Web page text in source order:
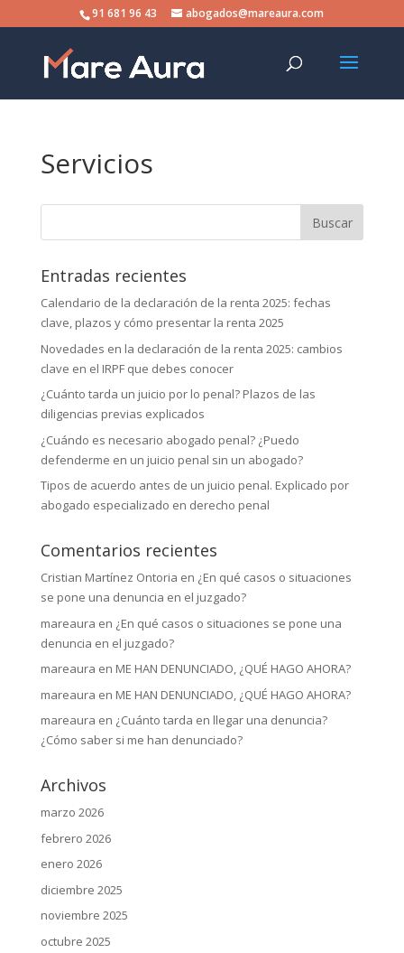
91 681 96 43 abogados@mareaura.com
Servicios
Buscar:
Entradas recientes
Calendario de la declaración de la renta 2025: fechas
clave, plazos y cómo presentar la renta 2025
Novedades en la declaración de la renta 2025: cambios
clave en el IRPF que debes conocer
¿Cuánto tarda un juicio por lo penal? Plazos de las
diligencias previas explicados
¿Cuándo es necesario abogado penal? ¿Puedo
defenderme en un juicio penal sin un abogado?
Tipos de acuerdo antes de un juicio penal. Explicado por
abogado especializado en derecho penal
Comentarios recientes
Cristian Martínez Ontoria en ¿En qué casos o situaciones
se pone una denuncia en el juzgado?
mareaura en ¿En qué casos o situaciones se pone una
denuncia en el juzgado?
mareaura en ME HAN DENUNCIADO, ¿QUÉ HAGO AHORA?
mareaura en ME HAN DENUNCIADO, ¿QUÉ HAGO AHORA?
mareaura en ¿Cuánto tarda en llegar una denuncia?
¿Cómo saber si me han denunciado?
Archivos
marzo 2026
febrero 2026
enero 2026
diciembre 2025
noviembre 2025
octubre 2025